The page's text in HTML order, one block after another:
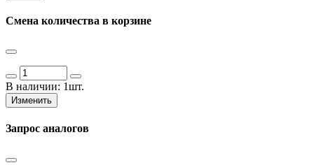
Смена количества в корзине
В наличии: 1шт.
Изменить
Запрос аналогов